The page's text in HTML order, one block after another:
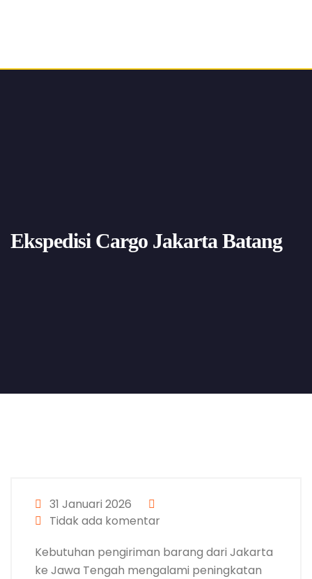
Ekspedisi Cargo Jakarta Batang
31 Januari 2026
Tidak ada komentar
Kebutuhan pengiriman barang dari Jakarta
ke Jawa Tengah mengalami peningkatan